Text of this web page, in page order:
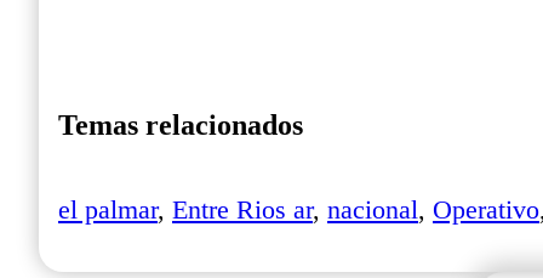
Temas relacionados
el palmar, Entre Rios ar, nacional, Operativo